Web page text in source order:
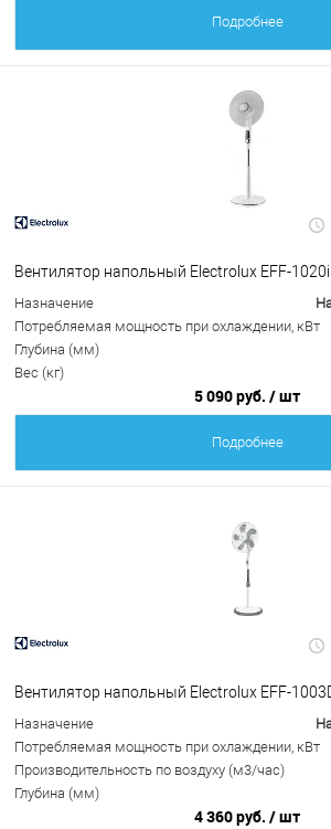
Подробнее
Вентилятор напольный Electrolux EFF-1020i
Назначение
Потребляемая мощность при охлаждении, кВт
Глубина (мм)
Вес (кг)
5 090 руб. / шт
Подробнее
Вентилятор напольный Electrolux EFF-
Назначение
Потребляемая мощность при охлаждении, кВт
Производительность по воздуху (м3/час)
Глубина (мм)
4 360 руб. / шт